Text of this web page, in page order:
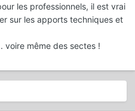
les professionnels, il est vrai
sur les apports techniques et
voire même des sectes !